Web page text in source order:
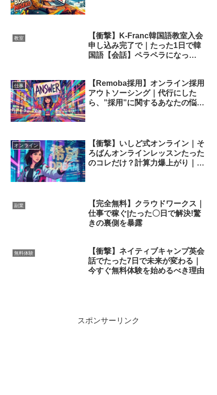
教室
【衝撃】K-Franc韓国語教室入会
申し込み完了で｜たった1日で韓
国語【会話】ペラペラになっ
仕事
【Remoba採用】オンライン採用
アウトソーシング｜代行にした
ら、”採用”に関するあなたの悩み
オンライン
【衝撃】いしど式オンライン｜そ
ろばんオンラインレッスンたった
のコレだけ？計算力爆上がり｜子
副業
【完全無料】クラウドワークス｜
仕事で稼ぐ|たった〇日で解決!驚
きの裏側を暴露
無料体験
【衝撃】ネイティブキャンプ英会
話でたった7日で未来が変わる｜
今すぐ無料体験を始めるべき理由
スポンサーリンク